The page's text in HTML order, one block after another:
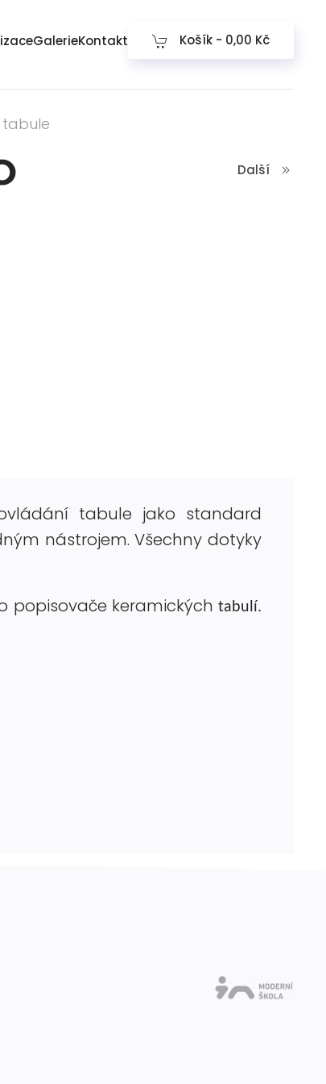
GalerieKontakt Košík - 0,00 Kč
tabule
Další
tabule jako standard
nástrojem. Všechny dotyky
popisovače keramickýchtabulí.